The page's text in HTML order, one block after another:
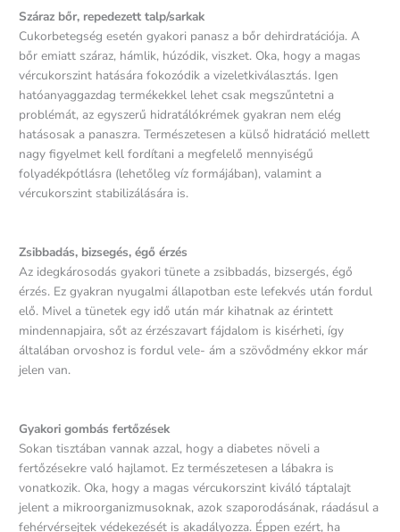
Száraz bőr, repedezett talp/sarkak
Cukorbetegség esetén gyakori panasz a bőr dehirdratációja. A
bőr emiatt száraz, hámlik, húzódik, viszket. Oka, hogy a magas
vércukorszint hatására fokozódik a vizeletkiválasztás. Igen
hatóanyaggazdag termékekkel lehet csak megszűntetni a
problémát, az egyszerű hidratálókrémek gyakran nem elég
hatásosak a panaszra. Természetesen a külső hidratáció mellett
nagy figyelmet kell fordítani a megfelelő mennyiségű
folyadékpótlásra (lehetőleg víz formájában), valamint a
vércukorszint stabilizálására is.
Zsibbadás, bizsegés, égő érzés
Az idegkárosodás gyakori tünete a zsibbadás, bizsergés, égő
érzés. Ez gyakran nyugalmi állapotban este lefekvés után fordul
elő. Mivel a tünetek egy idő után már kihatnak az érintett
mindennapjaira, sőt az érzészavart fájdalom is kisérheti, így
általában orvoshoz is fordul vele- ám a szövődmény ekkor már
jelen van.
Gyakori gombás fertőzések
Sokan tisztában vannak azzal, hogy a diabetes növeli a
fertőzésekre való hajlamot. Ez természetesen a lábakra is
vonatkozik. Oka, hogy a magas vércukorszint kiváló táptalajt
jelent a mikroorganizmusoknak, azok szaporodásának, ráadásul a
fehérvérsejtek védekezését is akadályozza. Éppen ezért, ha